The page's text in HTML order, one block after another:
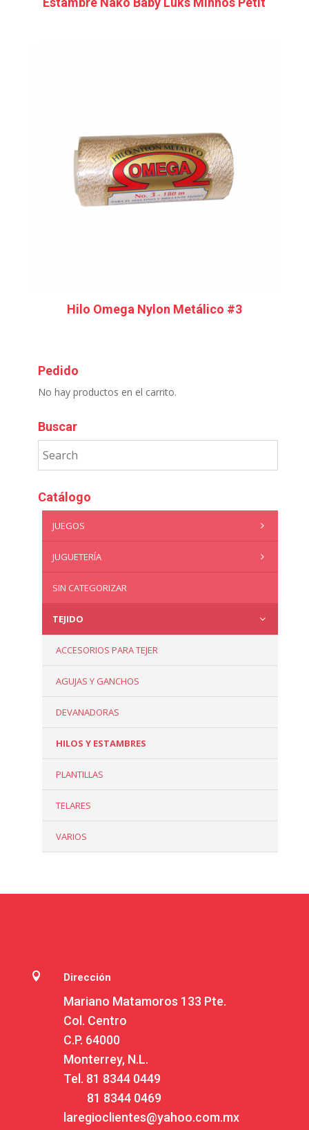
Hilo Omega Nylon Metálico #3
Pedido
No hay productos en el carrito.
Buscar
Catálogo
JUEGOS
JUGUETERÍA
SIN CATEGORIZAR
TEJIDO
ACCESORIOS PARA TEJER
AGUJAS Y GANCHOS
DEVANADORAS
HILOS Y ESTAMBRES
PLANTILLAS
TELARES
VARIOS
 Dirección
Mariano Matamoros 133 Pte.
Col. Centro
C.P. 64000
Monterrey, N.L.
Tel. 81 8344 0449
81 8344 0469
laregioclientes@yahoo.com.mx